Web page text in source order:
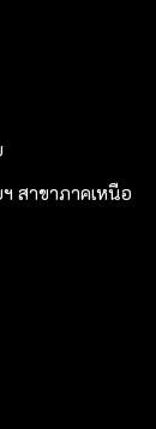
สาขาภาคเหนือ